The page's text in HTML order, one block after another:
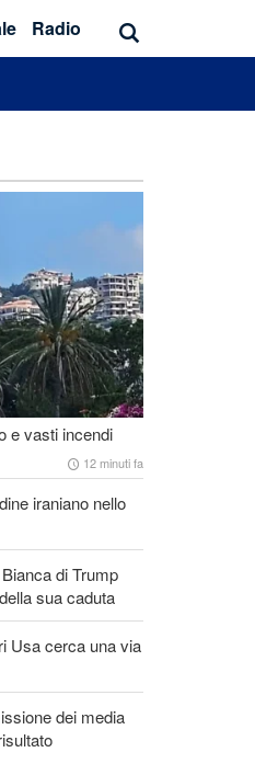
Radio
e vasti incendi
12 minuti fa
iraniano nello
di Trump
sua caduta
Usa cerca una via
dei media